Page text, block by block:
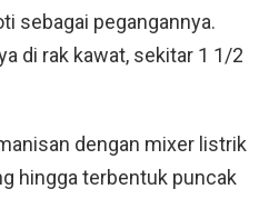
sebagai pegangannya.
di rak kawat, sekitar 1 1/2
dengan mixer listrik
hingga terbentuk puncak